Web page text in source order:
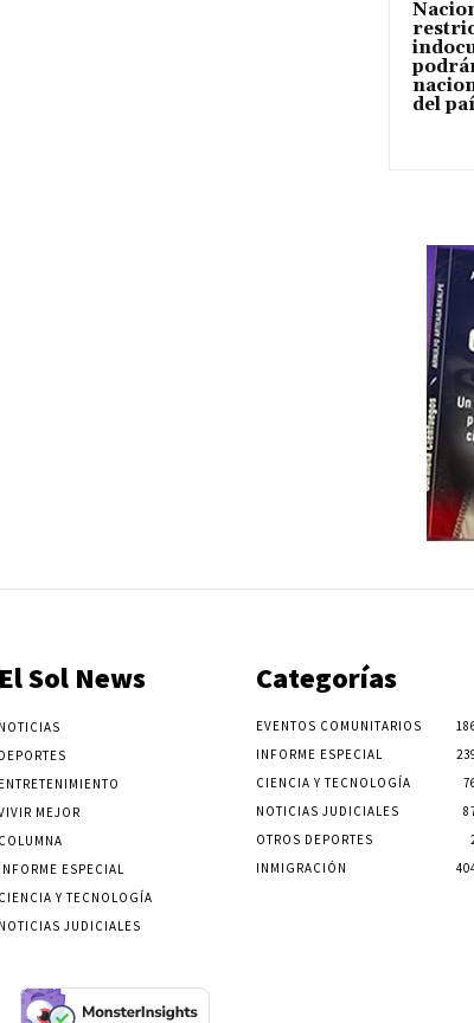
del
El Sol News
NOTICIAS
DEPORTES
ENTRETENIMIENTO
MEJOR
COLUMNA
INFORME ESPECIAL
CIENCIA Y TECNOLOGÍA
NOTICIAS JUDICIALES
Categorías
EVENTOS COMUNITARIOS
INFORME ESPECIAL
CIENCIA Y TECNOLOGÍA
NOTICIAS JUDICIALES
OTROS DEPORTES
INMIGRACIÓN